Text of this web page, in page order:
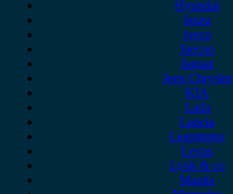
Hyundai
Isuzu
iveco
Jaecoo
Jaguar
Jeep Chrysler
KIA
Lada
Lancia
Leapmotor
Lexus
Lynk & co
Mazda